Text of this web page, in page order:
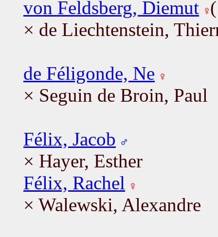
von Feldsberg, Diemut
× de Liechtenstein,
de Féligonde, Ne
× Seguin de Broin, Paul
Félix, Jacob
× Hayer, Esther
Félix, Rachel
× Walewski, Alexandre